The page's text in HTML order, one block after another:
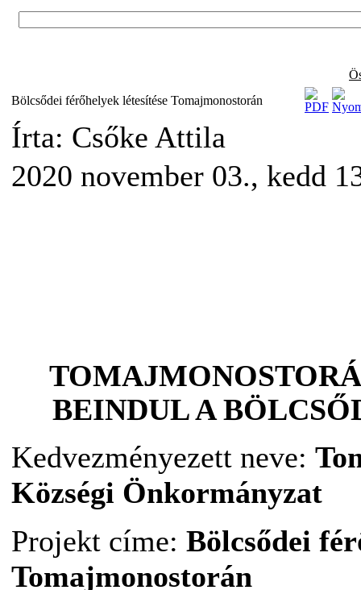
Bölcsődei férőhelyek létesítése Tomajmonostorán
Írta: Csőke Attila
2020 november 03., kedd
BEINDUL A
Kedvezményezett neve:
Községi Önkormányzat
Projekt címe: Bölcsődei
Tomajmonostorán